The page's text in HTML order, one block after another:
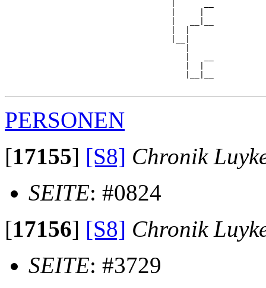
PERSONEN
[17155] [S8] Chronik
SEITE: #0824
[17156] [S8] Chronik
SEITE: #3729